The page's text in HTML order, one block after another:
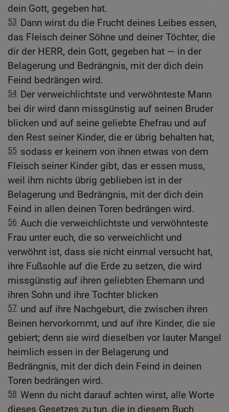
dein Gott, gegeben hat.
53 Dann wirst du die Frucht deines Leibes essen,
das Fleisch deiner Söhne und deiner Töchter, die
dir der HERR, dein Gott, gegeben hat — in der
Belagerung und Bedrängnis, mit der dich dein
Feind bedrängen wird.
54 Der verweichlichtste und verwöhnteste Mann
bei dir wird dann missgünstig auf seinen Bruder
blicken und auf seine geliebte Ehefrau und auf
den Rest seiner Kinder, die er übrig behalten hat,
55 sodass er keinem von ihnen etwas von dem
Fleisch seiner Kinder gibt, das er essen muss,
weil ihm nichts übrig geblieben ist in der
Belagerung und Bedrängnis, mit der dich dein
Feind in allen deinen Toren bedrängen wird.
56 Auch die verweichlichtste und verwöhnteste
Frau unter euch, die so verweichlicht und
verwöhnt ist, dass sie nicht einmal versucht hat,
ihre Fußsohle auf die Erde zu setzen, die wird
missgünstig auf ihren geliebten Ehemann und
ihren Sohn und ihre Tochter blicken
57 und auf ihre Nachgeburt, die zwischen ihren
Beinen hervorkommt, und auf ihre Kinder, die sie
gebiert; denn sie wird dieselben vor lauter Mangel
heimlich essen in der Belagerung und
Bedrängnis, mit der dich dein Feind in deinen
Toren bedrängen wird.
58 Wenn du nicht darauf achten wirst, alle Worte
dieses Gesetzes zu tun, die in diesem Buch